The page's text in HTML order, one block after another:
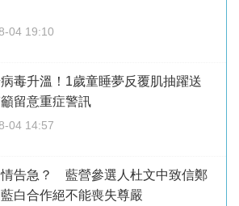
04 19:10
毒升溫！1歲童睡夢反覆肌抽躍送
留意重症警訊
04 14:57
告急？ 藍營參選人杜文中致信鄭
白合作絕不能喪失尊嚴